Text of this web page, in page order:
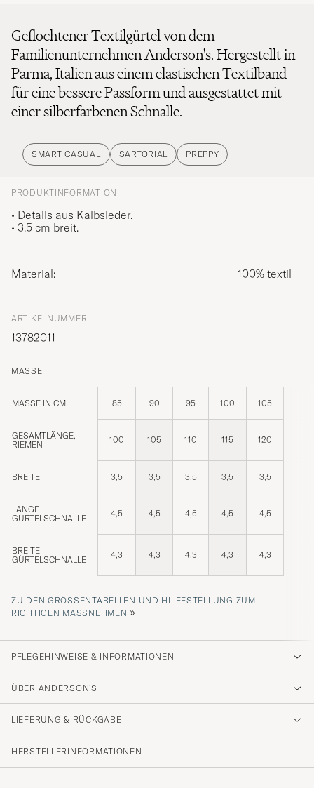
Geflochtener Textilgürtel von dem
Familienunternehmen Anderson's. Hergestellt in
Parma, Italien aus einem elastischen Textilband
für eine bessere Passform und ausgestattet mit
einer silberfarbenen Schnalle.
SMART CASUAL SARTORIAL PREPPY
PRODUKTINFORMATION
• Details aus Kalbsleder.
• 3,5 cm breit.
Material: 100% textil
ARTIKELNUMMER
13782011
MASSE
MASSE IN CM 85 90 95 100 105
GESAMTLÄNGE,
RIEMEN
100 105 110 115 120
BREITE 3,5 3,5 3,5 3,5 3,5
LÄNGE
GÜRTELSCHNALLE
4,5 4,5 4,5 4,5 4,5
BREITE
GÜRTELSCHNALLE
4,3 4,3 4,3 4,3 4,3
ZU DEN GRÖSSENTABELLEN UND HILFESTELLUNG ZUM R
ICHTIGEN MASSNEHMEN
»
PFLEGEHINWEISE & INFORMATIONEN
ÜBER ANDERSON'S
LIEFERUNG & RÜCKGABE
HERSTELLERINFORMATIONEN